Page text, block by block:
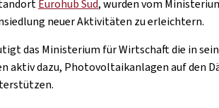
Eurohub Sud, wurden vom
neuer Aktivitäten zu erleichtern.
das Ministerium für Wirtschaft die in
aktiv dazu, Photovoltaikanlagen auf den